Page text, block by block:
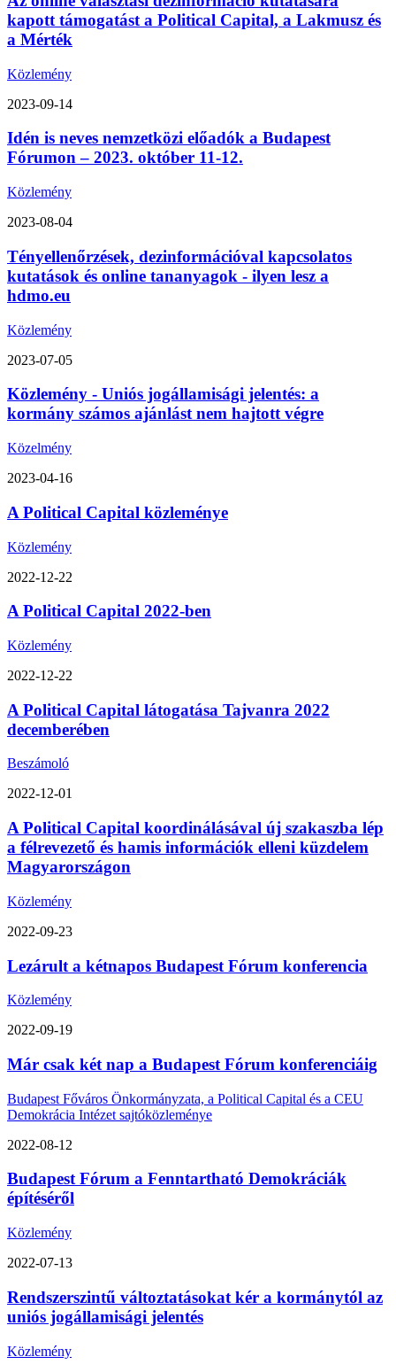
kapott támogatást a Political Capital, a Lakmusz és
a Mérték
Közlemény
2023-09-14
Idén is neves nemzetközi előadók a Budapest
Fórumon – 2023. október 11-12.
Közlemény
2023-08-04
Tényellenőrzések, dezinformációval kapcsolatos
kutatások és online tananyagok - ilyen lesz a
hdmo.eu
Közlemény
2023-07-05
Közlemény - Uniós jogállamisági jelentés: a
kormány számos ajánlást nem hajtott végre
Közelmény
2023-04-16
A Political Capital közleménye
Közlemény
2022-12-22
A Political Capital 2022-ben
Közlemény
2022-12-22
A Political Capital látogatása Tajvanra 2022
decemberében
Beszámoló
2022-12-01
A Political Capital koordinálásával új szakaszba lép
a félrevezető és hamis információk elleni küzdelem
Magyarországon
Közlemény
2022-09-23
Lezárult a kétnapos Budapest Fórum konferencia
Közlemény
2022-09-19
Már csak két nap a Budapest Fórum konferenciáig
Budapest Főváros Önkormányzata, a Political Capital és a CEU
Demokrácia Intézet sajtóközleménye
2022-08-12
Budapest Fórum a Fenntartható Demokráciák
építéséről
Közlemény
2022-07-13
Rendszerszintű változtatásokat kér a kormánytól az
uniós jogállamisági jelentés
Közlemény